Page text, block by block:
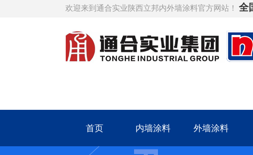
欢迎来到通合实业陕西立邦内外墙涂料官方网站！全
首页 内墙涂料 外墙涂料